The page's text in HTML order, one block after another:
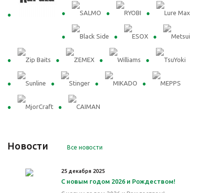
Новости Все новости
25 декабря 2025
С новым годом 2026 и Рождеством!